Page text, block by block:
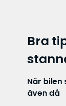
Bra
När
även då